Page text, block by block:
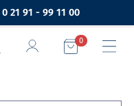
0 21 91 - 99 11 00
0